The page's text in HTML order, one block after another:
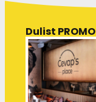
Dulist PROMO